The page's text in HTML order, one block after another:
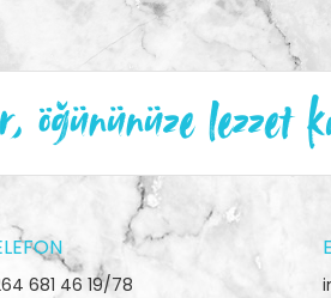
öğününüze lezzet
681 46 19/78